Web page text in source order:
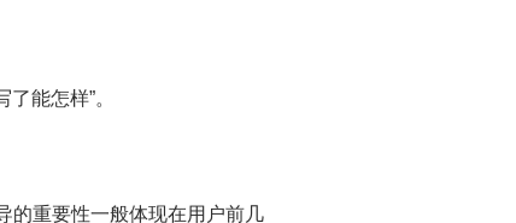
能怎样”。
的重要性一般体现在用户前几